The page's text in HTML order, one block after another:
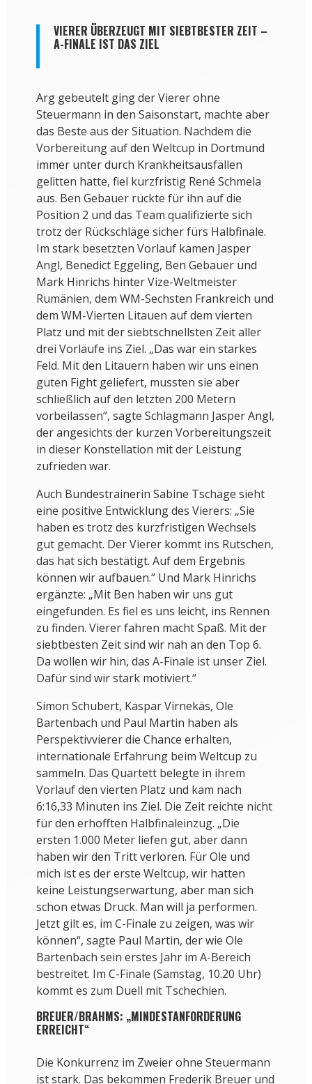
VIERER ÜBERZEUGT MIT SIEBTBESTER ZEIT –
A-FINALE IST DAS ZIEL
Arg gebeutelt ging der Vierer ohne
Steuermann in den Saisonstart, machte aber
das Beste aus der Situation. Nachdem die
Vorbereitung auf den Weltcup in Dortmund
immer unter durch Krankheitsausfällen
gelitten hatte, fiel kurzfristig René Schmela
aus. Ben Gebauer rückte für ihn auf die
Position 2 und das Team qualifizierte sich
trotz der Rückschläge sicher fürs Halbfinale.
Im stark besetzten Vorlauf kamen Jasper
Angl, Benedict Eggeling, Ben Gebauer und
Mark Hinrichs hinter Vize-Weltmeister
Rumänien, dem WM-Sechsten Frankreich und
dem WM-Vierten Litauen auf dem vierten
Platz und mit der siebtschnellsten Zeit aller
drei Vorläufe ins Ziel. „Das war ein starkes
Feld. Mit den Litauern haben wir uns einen
guten Fight geliefert, mussten sie aber
schließlich auf den letzten 200 Metern
vorbeilassen“, sagte Schlagmann Jasper Angl,
der angesichts der kurzen Vorbereitungszeit
in dieser Konstellation mit der Leistung
zufrieden war.
Auch Bundestrainerin Sabine Tschäge sieht
eine positive Entwicklung des Vierers: „Sie
haben es trotz des kurzfristigen Wechsels
gut gemacht. Der Vierer kommt ins Rutschen,
das hat sich bestätigt. Auf dem Ergebnis
können wir aufbauen.“ Und Mark Hinrichs
ergänzte: „Mit Ben haben wir uns gut
eingefunden. Es fiel es uns leicht, ins Rennen
zu finden. Vierer fahren macht Spaß. Mit der
siebtbesten Zeit sind wir nah an den Top 6.
Da wollen wir hin, das A-Finale ist unser Ziel.
Dafür sind wir stark motiviert.“
Simon Schubert, Kaspar Virnekäs, Ole
Bartenbach und Paul Martin haben als
Perspektivvierer die Chance erhalten,
internationale Erfahrung beim Weltcup zu
sammeln. Das Quartett belegte in ihrem
Vorlauf den vierten Platz und kam nach
6:16,33 Minuten ins Ziel. Die Zeit reichte nicht
für den erhofften Halbfinaleinzug. „Die
ersten 1.000 Meter liefen gut, aber dann
haben wir den Tritt verloren. Für Ole und
mich ist es der erste Weltcup, wir hatten
keine Leistungserwartung, aber man sich
schon etwas Druck. Man will ja performen.
Jetzt gilt es, im C-Finale zu zeigen, was wir
können“, sagte Paul Martin, der wie Ole
Bartenbach sein erstes Jahr im A-Bereich
bestreitet. Im C-Finale (Samstag, 10.20 Uhr)
kommt es zum Duell mit Tschechien.
BREUER/BRAHMS: „MINDESTANFORDERUNG
ERREICHT“
Die Konkurrenz im Zweier ohne Steuermann
ist stark. Das bekommen Frederik Breuer und